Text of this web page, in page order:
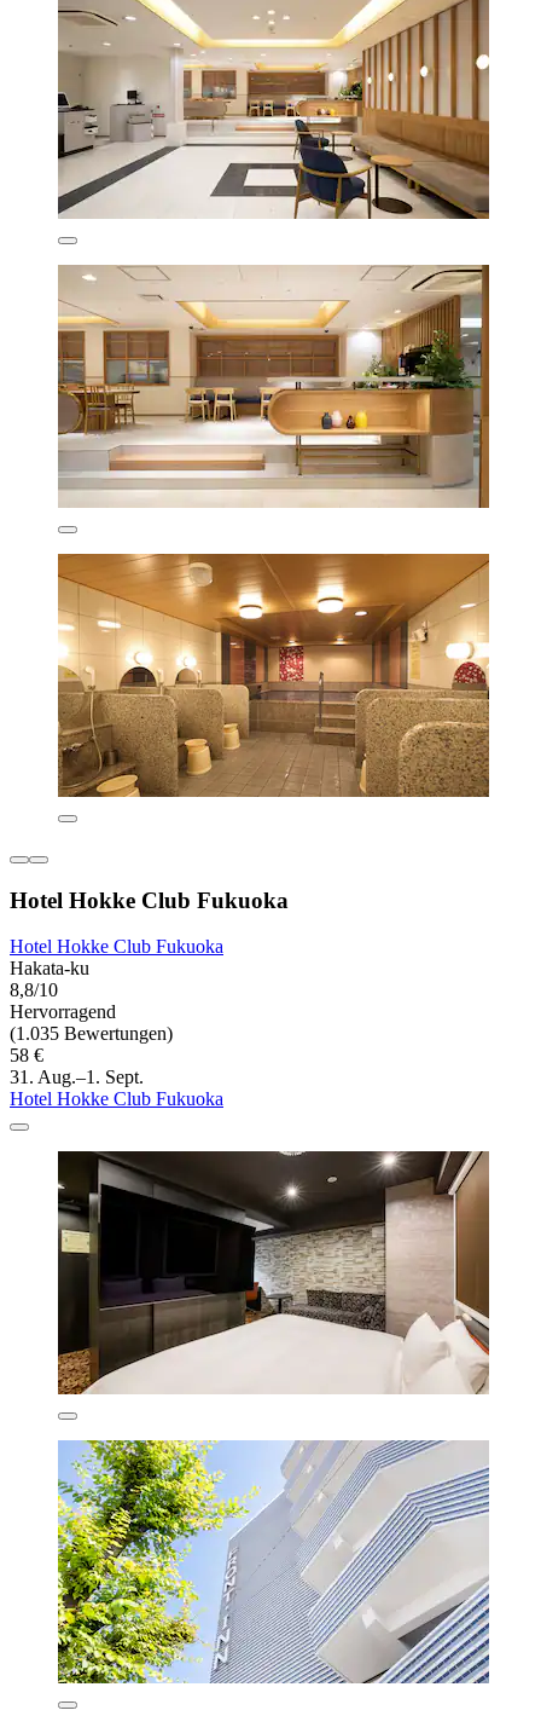
Hotel Hokke Club Fukuoka
Hotel Hokke Club Fukuoka
Hakata-ku
8,8/10
Hervorragend
(1.035 Bewertungen)
58 €
31. Aug.–1. Sept.
Hotel Hokke Club Fukuoka